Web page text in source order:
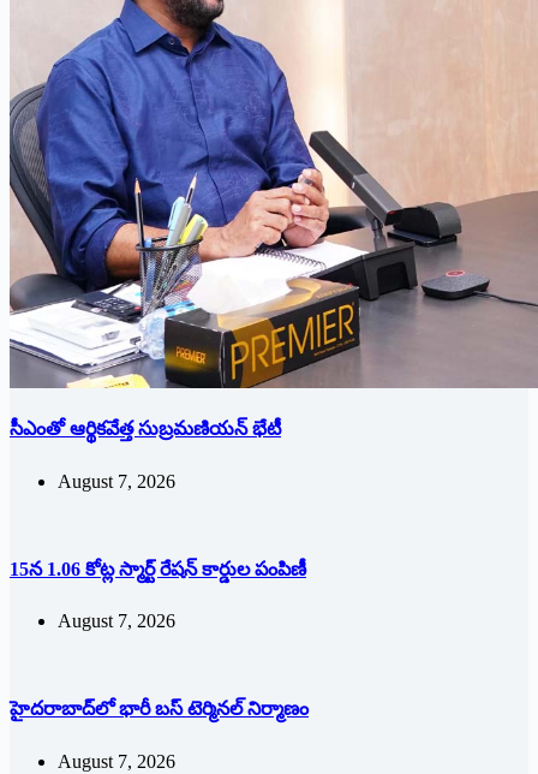
సీఎంతో ఆర్థికవేత్త సుబ్రమణియన్ భేటీ
August 7, 2026
15న 1.06 కోట్ల స్మార్ట్ రేషన్ కార్డుల పంపిణీ
August 7, 2026
హైదరాబాద్‌లో భారీ బస్‌ ‌టెర్మినల్‌ ‌నిర్మాణం
August 7, 2026